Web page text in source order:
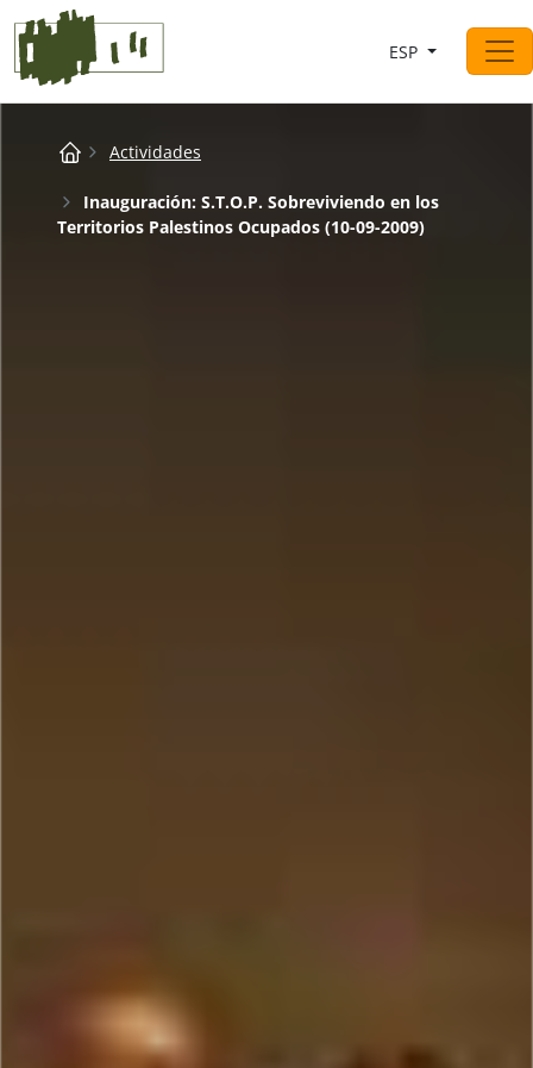
Saltar al contingut
Navegación principal
ESP
Breadcrumb
Actividades
Inauguración: S.T.O.P. Sobreviviendo en los
Territorios Palestinos Ocupados (10-09-2009)